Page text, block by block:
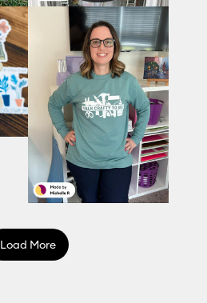
Load More